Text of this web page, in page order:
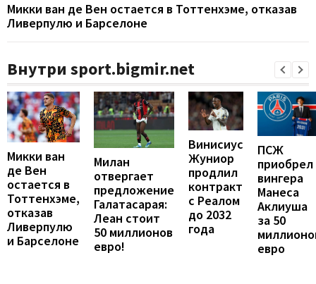
Микки ван де Вен остается в Тоттенхэме, отказав
Ливерпулю и Барселоне
Внутри sport.bigmir.net
Микки ван
де Вен
остается в
Тоттенхэме,
отказав
Ливерпулю
и Барселоне
Милан
отвергает
предложение
Галатасарая:
Леан стоит
50 миллионов
евро!
Винисиус
Жуниор
продлил
контракт
с Реалом
до 2032
года
ПСЖ
приобрел
вингера
Манеса
Аклиуша
за 50
евро